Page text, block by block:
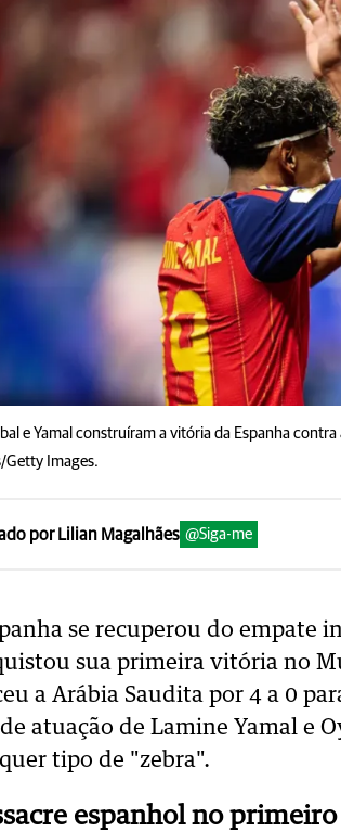
e Yamal construíram a vitória da Espanha contra
Getty Images.
por Lilian Magalhães @Siga-me
se recuperou do empate
sua primeira vitória no
a Arábia Saudita por 4 a 0
atuação de Lamine Yamal e
tipo de "zebra".
espanhol no